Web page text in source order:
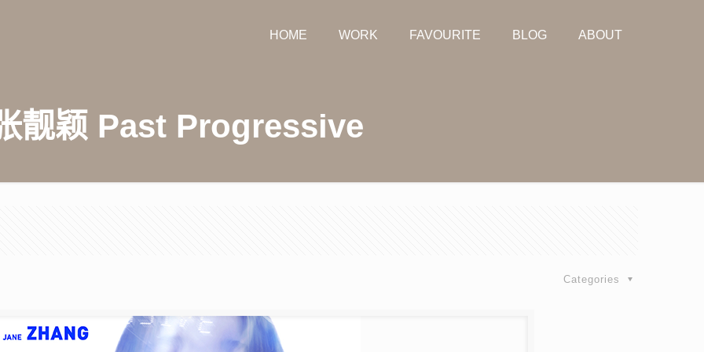
HOME WORK FAVOURITE BLOG ABOUT
靓颖 Past Progressive
Categories